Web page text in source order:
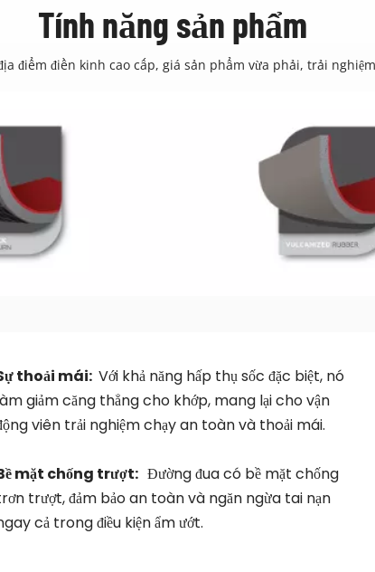
Tính năng sản phẩm
điểm điền kinh cao cấp, giá sản phẩm vừa phải, trải
thoải mái: Với khả năng hấp thụ sốc đặc biệt, nó
giảm căng thẳng cho khớp, mang lại cho vận
viên trải nghiệm chạy an toàn và thoải mái.
mặt chống trượt: Đường đua có bề mặt chống
trượt, đảm bảo an toàn và ngăn ngừa tai nạn
cả trong điều kiện ẩm ướt.